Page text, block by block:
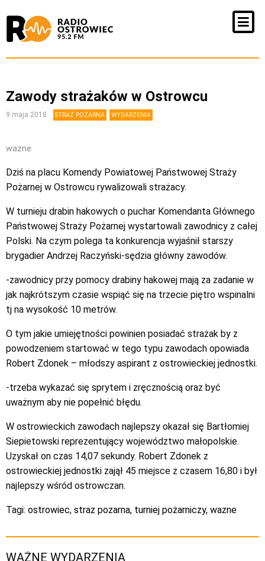
Zawody strażaków w Ostrowcu
9 maja 2018 STRAŻ POŻARNA WYDARZENIA
wazne
Dziś na placu Komendy Powiatowej Państwowej Straży
Pożarnej w Ostrowcu rywalizowali strażacy.
W turnieju drabin hakowych o puchar Komendanta Głównego
Państwowej Straży Pożarnej wystartowali zawodnicy z całej
Polski. Na czym polega ta konkurencja wyjaśnił starszy
brygadier Andrzej Raczyński-sędzia główny zawodów.
-zawodnicy przy pomocy drabiny hakowej mają za zadanie w
jak najkrótszym czasie wspiąć się na trzecie piętro wspinalni
tj na wysokość 10 metrów.
O tym jakie umiejętności powinien posiadać strażak by z
powodzeniem startować w tego typu zawodach opowiada
Robert Zdonek – młodszy aspirant z ostrowieckiej jednostki.
-trzeba wykazać się sprytem i zręcznością oraz być
uważnym aby nie popełnić błędu.
W ostrowieckich zawodach najlepszy okazał się Bartłomiej
Siepietowski reprezentujący województwo małopolskie.
Uzyskał on czas 14,07 sekundy. Robert Zdonek z
ostrowieckiej jednostki zajął 45 miejsce z czasem 16,80 i był
najlepszy wśród ostrowczan.
Tagi: ostrowiec, straz pozarna, turniej pożarniczy, wazne
WAŻNE WYDARZENIA